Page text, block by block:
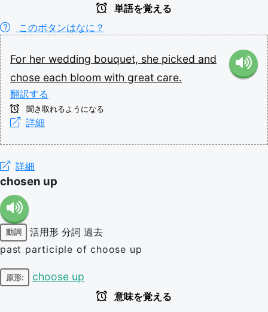
単語を覚える
このボタンはなに？
For her wedding bouquet, she picked and
chose each bloom with great care.
翻訳する
聞き取れるようになる
詳細
詳細
chosen up
動詞 活用形 分詞 過去
past participle of choose up
原形: choose up
意味を覚える